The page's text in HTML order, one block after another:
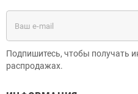
Подпишитесь, чтобы получать
распродажах.